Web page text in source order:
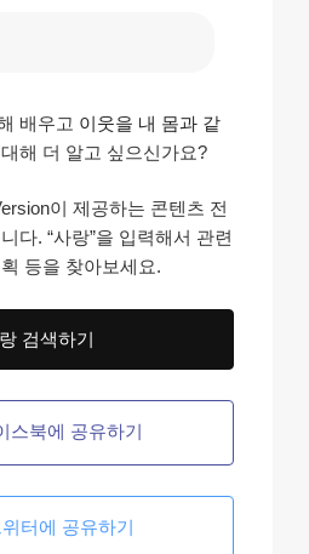
배우고 이웃을 내 몸과 같
해 더 알고 싶으신가요?
이 제공하는 콘텐츠 전
다. “사랑”을 입력해서 관련
등을 찾아보세요.
검색하기
스북에 공유하기
위터에 공유하기